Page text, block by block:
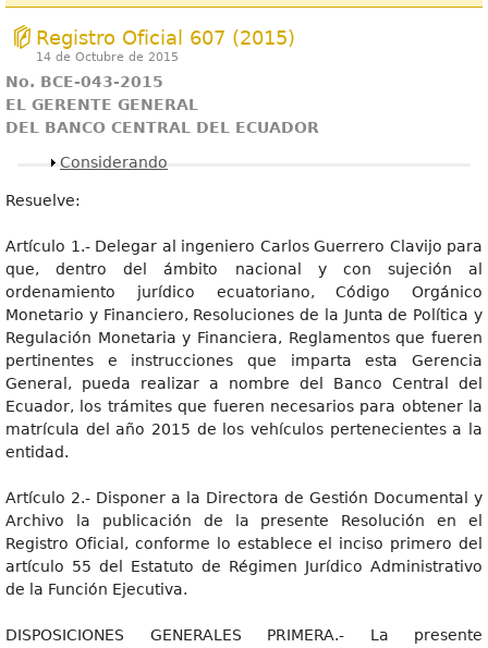
Registro Oficial 607 (2015)
14 de Octubre de 2015
No. BCE-043-2015
EL GERENTE GENERAL
DEL BANCO CENTRAL DEL ECUADOR
Mostrar
Considerando
Resuelve:
Artículo 1.- Delegar al ingeniero Carlos Guerrero Clavijo para
que, dentro del ámbito nacional y con sujeción al
ordenamiento jurídico ecuatoriano, Código Orgánico
Monetario y Financiero, Resoluciones de la Junta de Política y
Regulación Monetaria y Financiera, Reglamentos que fueren
pertinentes e instrucciones que imparta esta Gerencia
General, pueda realizar a nombre del Banco Central del
Ecuador, los trámites que fueren necesarios para obtener la
matrícula del año 2015 de los vehículos pertenecientes a la
entidad.
Artículo 2.- Disponer a la Directora de Gestión Documental y
Archivo la publicación de la presente Resolución en el
Registro Oficial, conforme lo establece el inciso primero del
artículo 55 del Estatuto de Régimen Jurídico Administrativo
de la Función Ejecutiva.
DISPOSICIONES GENERALES PRIMERA.- La presente